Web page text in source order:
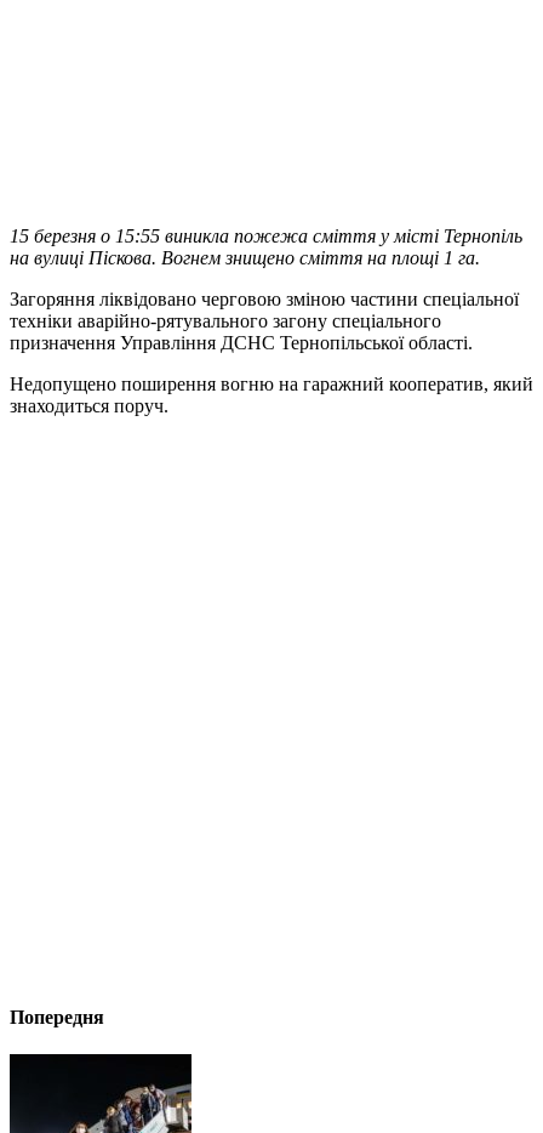
15 березня о 15:55 виникла пожежа сміття у місті Тернопіль
на вулиці Піскова. Вогнем знищено сміття на площі 1 га.
Загоряння ліквідовано черговою зміною частини спеціальної
техніки аварійно-рятувального загону спеціального
призначення Управління ДСНС Тернопільської області.
Недопущено поширення вогню на гаражний кооператив, який
знаходиться поруч.
Попередня